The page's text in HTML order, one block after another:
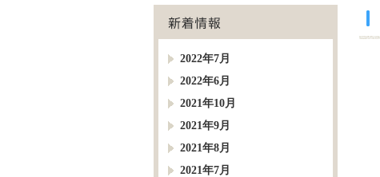
2022年7月
2022年6月
2021年10月
2021年9月
2021年8月
2021年7月